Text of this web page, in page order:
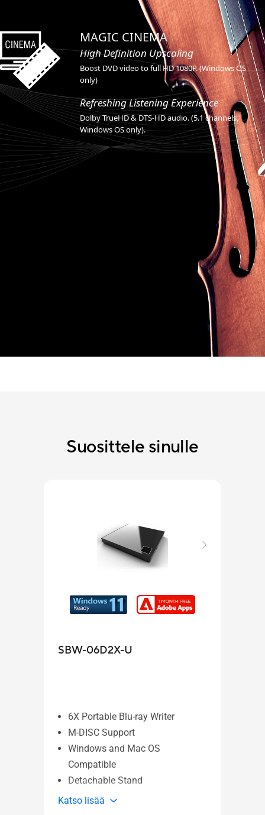
MAGIC CINEMA
High Definition Upscaling
Boost DVD video to full HD 1080P. (Windows OS
only)
Refreshing Listening Experience
Dolby TrueHD & DTS-HD audio. (5.1 channels,
Windows OS only).
Suosittele sinulle
SBW-06D2X-U
6X Portable Blu-ray Writer
M-DISC Support
Windows and Mac OS
Compatible
Detachable Stand
Katso lisää